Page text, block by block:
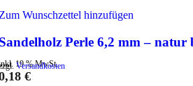
Wunschzettel hinzufügen
Perle 6,2 mm – natur
19 % MwSt.
Versandkosten
€